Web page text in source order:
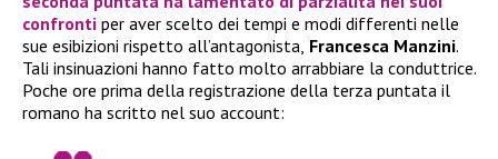
confronti per aver scelto dei tempi e modi differenti nelle
sue esibizioni rispetto all’antagonista, Francesca Manzini.
Tali insinuazioni hanno fatto molto arrabbiare la conduttrice.
Poche ore prima della registrazione della terza puntata il
romano ha scritto nel suo account: